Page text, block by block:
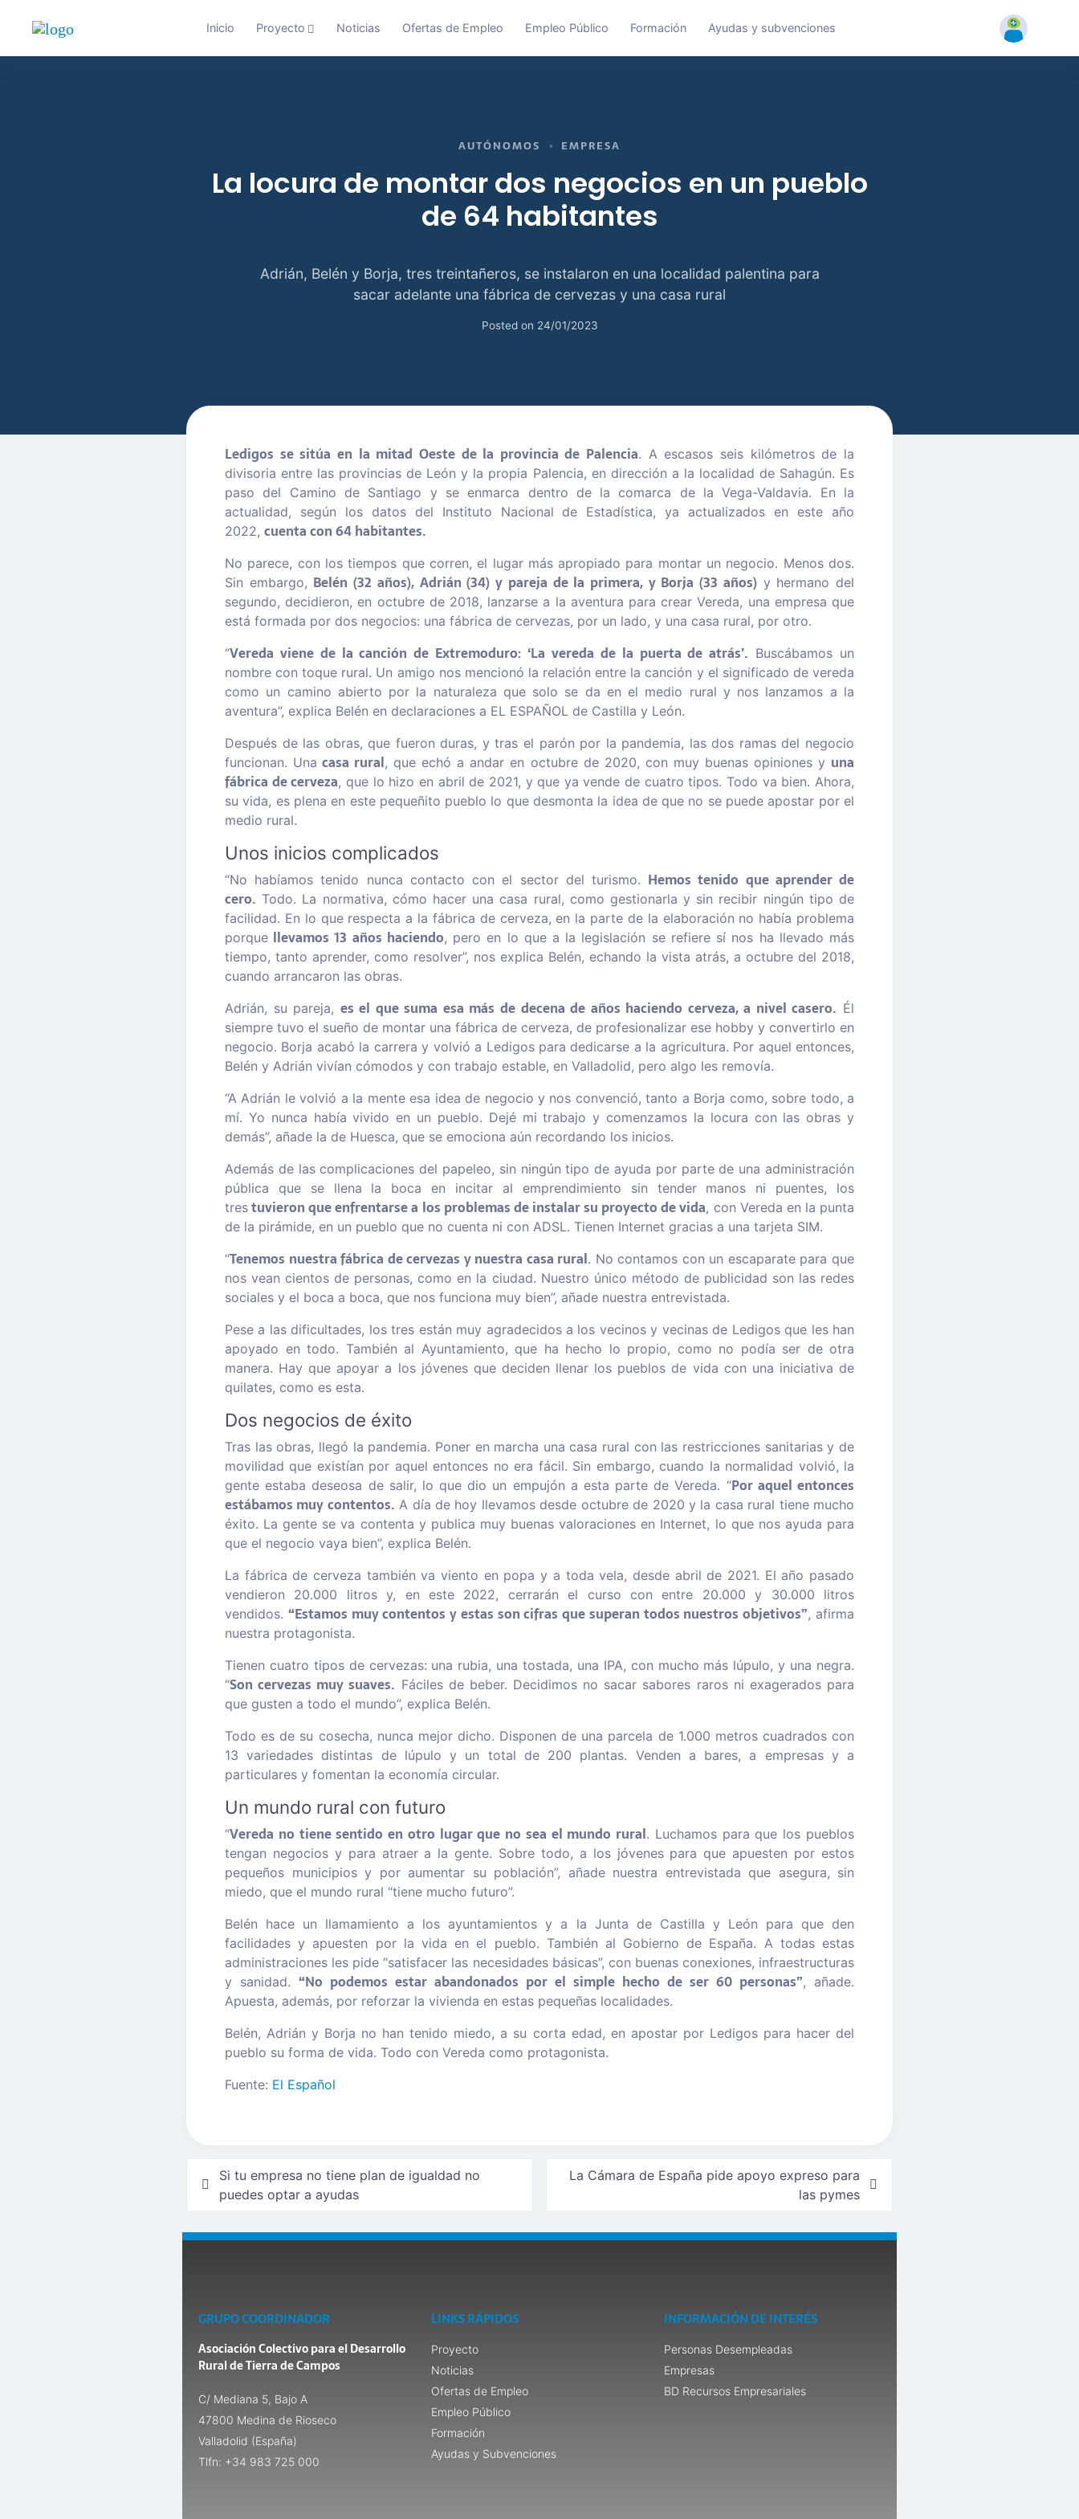
Inicio Proyecto Noticias Ofertas de Empleo Empleo Público Formación Ayudas y subvenciones
AUTÓNOMOS EMPRESA
La locura de montar dos negocios en un pueblo
de 64 habitantes
Adrián, Belén y Borja, tres treintañeros, se instalaron en una localidad palentina para
sacar adelante una fábrica de cervezas y una casa rural
Posted on 24/01/2023
Ledigos se sitúa en la mitad Oeste de la provincia de Palencia. A escasos seis kilómetros de la
divisoria entre las provincias de León y la propia Palencia, en dirección a la localidad de Sahagún. Es
paso del Camino de Santiago y se enmarca dentro de la comarca de la Vega-Valdavia. En la
actualidad, según los datos del Instituto Nacional de Estadística, ya actualizados en este año
2022, cuenta con 64 habitantes.
No parece, con los tiempos que corren, el lugar más apropiado para montar un negocio. Menos dos.
Sin embargo, Belén (32 años), Adrián (34) y pareja de la primera, y Borja (33 años)y hermano del
segundo, decidieron, en octubre de 2018, lanzarse a la aventura para crear Vereda, una empresa que
está formada por dos negocios: una fábrica de cervezas, por un lado, y una casa rural, por otro.
“Vereda viene de la canción de Extremoduro: ‘La vereda de la puerta de atrás’. Buscábamos un
nombre con toque rural. Un amigo nos mencionó la relación entre la canción y el significado de vereda
como un camino abierto por la naturaleza que solo se da en el medio rural y nos lanzamos a la
aventura”, explica Belén en declaraciones a EL ESPAÑOL de Castilla y León.
Después de las obras, que fueron duras, y tras el parón por la pandemia, las dos ramas del negocio
funcionan. Una casa rural, que echó a andar en octubre de 2020, con muy buenas opiniones y una
fábrica de cerveza, que lo hizo en abril de 2021, y que ya vende de cuatro tipos. Todo va bien. Ahora,
su vida, es plena en este pequeñito pueblo lo que desmonta la idea de que no se puede apostar por el
medio rural.
Unos inicios complicados
“No habíamos tenido nunca contacto con el sector del turismo. Hemos tenido que aprender de
cero. Todo. La normativa, cómo hacer una casa rural, como gestionarla y sin recibir ningún tipo de
facilidad. En lo que respecta a la fábrica de cerveza, en la parte de la elaboración no había problema
porque llevamos 13 años haciendo, pero en lo que a la legislación se refiere sí nos ha llevado más
tiempo, tanto aprender, como resolver”, nos explica Belén, echando la vista atrás, a octubre del 2018,
cuando arrancaron las obras.
Adrián, su pareja, es el que suma esa más de decena de años haciendo cerveza, a nivel casero. Él
siempre tuvo el sueño de montar una fábrica de cerveza, de profesionalizar ese hobby y convertirlo en
negocio. Borja acabó la carrera y volvió a Ledigos para dedicarse a la agricultura. Por aquel entonces,
Belén y Adrián vivían cómodos y con trabajo estable, en Valladolid, pero algo les removía.
“A Adrián le volvió a la mente esa idea de negocio y nos convenció, tanto a Borja como, sobre todo, a
mí. Yo nunca había vivido en un pueblo. Dejé mi trabajo y comenzamos la locura con las obras y
demás”, añade la de Huesca, que se emociona aún recordando los inicios.
Además de las complicaciones del papeleo, sin ningún tipo de ayuda por parte de una administración
pública que se llena la boca en incitar al emprendimiento sin tender manos ni puentes, los
tres tuvieron que enfrentarse a los problemas de instalar su proyecto de vida, con Vereda en la punta
de la pirámide, en un pueblo que no cuenta ni con ADSL. Tienen Internet gracias a una tarjeta SIM.
“Tenemos nuestra fábrica de cervezas y nuestra casa rural. No contamos con un escaparate para que
nos vean cientos de personas, como en la ciudad. Nuestro único método de publicidad son las redes
sociales y el boca a boca, que nos funciona muy bien”, añade nuestra entrevistada.
Pese a las dificultades, los tres están muy agradecidos a los vecinos y vecinas de Ledigos que les han
apoyado en todo. También al Ayuntamiento, que ha hecho lo propio, como no podía ser de otra
manera. Hay que apoyar a los jóvenes que deciden llenar los pueblos de vida con una iniciativa de
quilates, como es esta.
Dos negocios de éxito
Tras las obras, llegó la pandemia. Poner en marcha una casa rural con las restricciones sanitarias y de
movilidad que existían por aquel entonces no era fácil. Sin embargo, cuando la normalidad volvió, la
gente estaba deseosa de salir, lo que dio un empujón a esta parte de Vereda. “Por aquel entonces
estábamos muy contentos. A día de hoy llevamos desde octubre de 2020 y la casa rural tiene mucho
éxito. La gente se va contenta y publica muy buenas valoraciones en Internet, lo que nos ayuda para
que el negocio vaya bien”, explica Belén.
La fábrica de cerveza también va viento en popa y a toda vela, desde abril de 2021. El año pasado
vendieron 20.000 litros y, en este 2022, cerrarán el curso con entre 20.000 y 30.000 litros
vendidos. “Estamos muy contentos y estas son cifras que superan todos nuestros objetivos”, afirma
nuestra protagonista.
Tienen cuatro tipos de cervezas: una rubia, una tostada, una IPA, con mucho más lúpulo, y una negra.
“Son cervezas muy suaves. Fáciles de beber. Decidimos no sacar sabores raros ni exagerados para
que gusten a todo el mundo”, explica Belén.
Todo es de su cosecha, nunca mejor dicho. Disponen de una parcela de 1.000 metros cuadrados con
13 variedades distintas de lúpulo y un total de 200 plantas. Venden a bares, a empresas y a
particulares y fomentan la economía circular.
Un mundo rural con futuro
“Vereda no tiene sentido en otro lugar que no sea el mundo rural. Luchamos para que los pueblos
tengan negocios y para atraer a la gente. Sobre todo, a los jóvenes para que apuesten por estos
pequeños municipios y por aumentar su población”, añade nuestra entrevistada que asegura, sin
miedo, que el mundo rural “tiene mucho futuro”.
Belén hace un llamamiento a los ayuntamientos y a la Junta de Castilla y León para que den
facilidades y apuesten por la vida en el pueblo. También al Gobierno de España. A todas estas
administraciones les pide “satisfacer las necesidades básicas”, con buenas conexiones, infraestructuras
y sanidad. “No podemos estar abandonados por el simple hecho de ser 60 personas”, añade.
Apuesta, además, por reforzar la vivienda en estas pequeñas localidades.
Belén, Adrián y Borja no han tenido miedo, a su corta edad, en apostar por Ledigos para hacer del
pueblo su forma de vida. Todo con Vereda como protagonista.
Fuente: El Español
Si tu empresa no tiene plan de igualdad no
puedes optar a ayudas
La Cámara de España pide apoyo expreso para
las pymes
GRUPO COORDINADOR
Asociación Colectivo para el Desarrollo
Rural de Tierra de Campos
C/ Mediana 5, Bajo A
47800 Medina de Rioseco
Valladolid (España)
Tlfn: +34 983 725 000
LINKS RÁPIDOS
Proyecto
Noticias
Ofertas de Empleo
Empleo Público
Formación
Ayudas y Subvenciones
INFORMACIÓN DE INTERÉS
Personas Desempleadas
Empresas
BD Recursos Empresariales